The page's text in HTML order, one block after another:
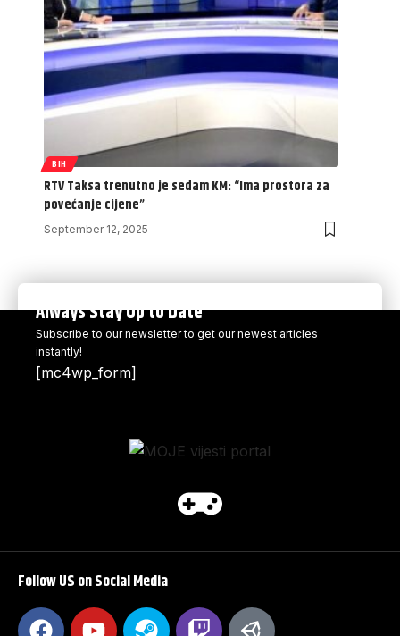
BIH
RTV Taksa trenutno je sedam KM: “Ima prostora za
povećanje cijene”
September 12, 2025
Always Stay Up to Date
Subscribe to our newsletter to get our newest articles
instantly!
[mc4wp_form]
Follow US on Social Media